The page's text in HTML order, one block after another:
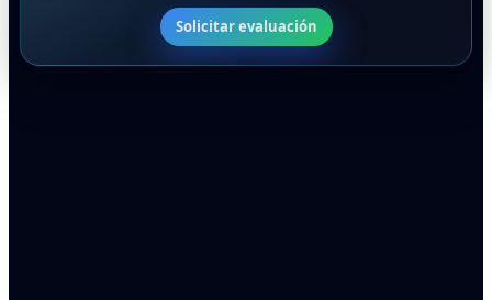
Solicitar evaluación